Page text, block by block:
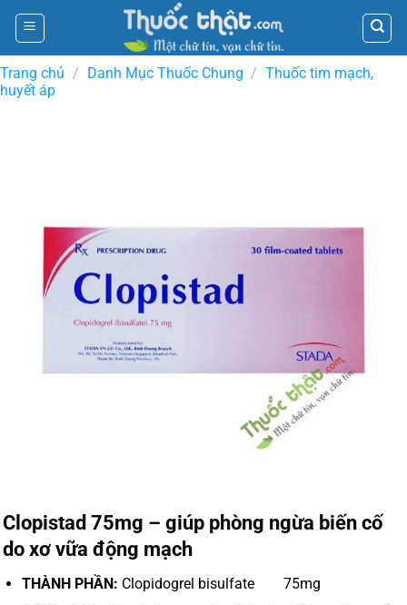
Skip
content
Trang chủ / Danh Mục Thuốc Chung / Thuốc tim mạch,
huyết áp
Clopistad 75mg – giúp phòng ngừa biến cố
do xơ vữa động mạch
THÀNH PHẦN: Clopidogrel bisulfate 75mg